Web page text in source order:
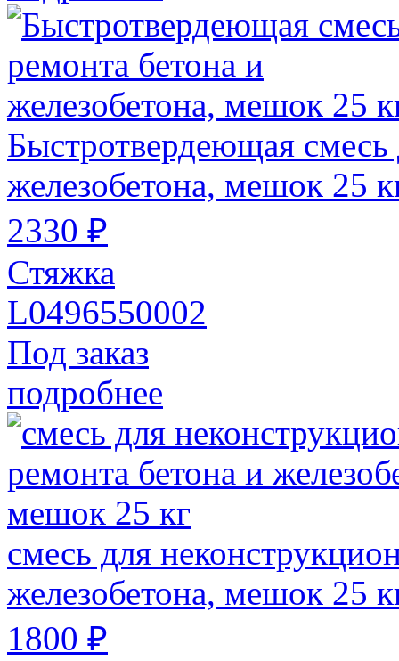
Быстротвердеющая смесь
железобетона, мешок 25
2330 ₽
Стяжка
L0496550002
Под заказ
подробнее
смесь для
железобетона, мешок 25
1800 ₽